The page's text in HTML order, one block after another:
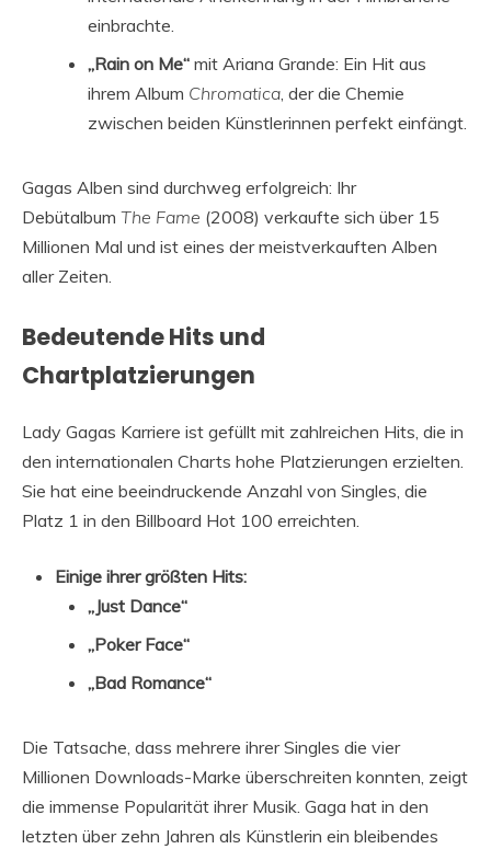
einbrachte.
„Rain on Me“ mit Ariana Grande: Ein Hit aus
ihrem Album Chromatica, der die Chemie
zwischen beiden Künstlerinnen perfekt einfängt.
Gagas Alben sind durchweg erfolgreich: Ihr
Debütalbum The Fame (2008) verkaufte sich über 15
Millionen Mal und ist eines der meistverkauften Alben
aller Zeiten.
Bedeutende Hits und
Chartplatzierungen
Lady Gagas Karriere ist gefüllt mit zahlreichen Hits, die in
den internationalen Charts hohe Platzierungen erzielten.
Sie hat eine beeindruckende Anzahl von Singles, die
Platz 1 in den Billboard Hot 100 erreichten.
Einige ihrer größten Hits:
„Just Dance“
„Poker Face“
„Bad Romance“
Die Tatsache, dass mehrere ihrer Singles die vier
Millionen Downloads-Marke überschreiten konnten, zeigt
die immense Popularität ihrer Musik. Gaga hat in den
letzten über zehn Jahren als Künstlerin ein bleibendes